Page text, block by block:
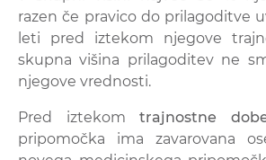
razen če pravico do prilagoditve
leti pred iztekom njegove
skupna višina prilagoditev ne
njegove vrednosti.
Pred iztekom trajnostne
pripomočka ima zavarovana